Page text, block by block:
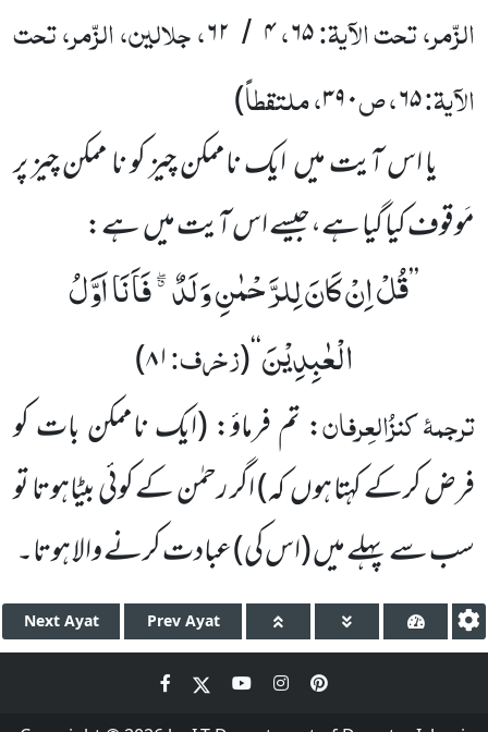
الزّمر، تحت الآیۃ:۶۵،۴ / ۶۲، جلالین، الزّمر، تحت
الآیۃ:۶۵، ص۳۹۰، ملتقطاً)
یا اس آیت میں ایک ناممکن چیز کو نا ممکن چیز پر
مَوقوف کیا گیا ہے،جیسے اس آیت میں ہے:
’’قُلْ اِنْ كَانَ لِلرَّحْمٰنِ وَلَدٌ ﳓ فَاَنَا اَوَّلُ
الْعٰبِدِیْنَ‘‘(زخرف:۸۱)
ترجمۂکنزُالعِرفان: تم فرماؤ: (ایک ناممکن بات کو
فرض کرکے کہتا ہوں کہ) اگر رحمٰن کے کوئی بیٹاہوتا تو
سب سے پہلے میں (اس کی) عبادت کرنے والا ہوتا۔
Next Ayat Prev Ayat